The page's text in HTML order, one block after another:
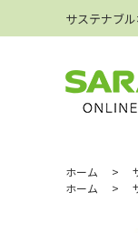
サステナブ
ホーム >
ホーム
>